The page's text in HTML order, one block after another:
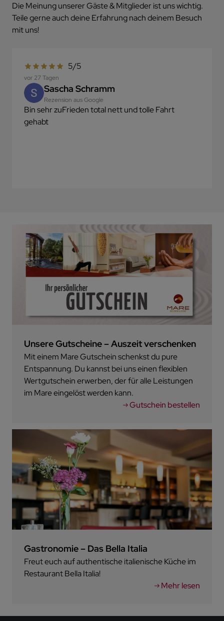
Die Meinung unserer Gäste & Mitglieder ist uns wichtig.
Teile gerne auch deine Erfahrung nach deinem Besuch
mit uns!
5/5
vor 27 Tagen
Sascha Schramm
Rezension aus Google
Bin sehr zuFrieden total nett und tolle Fahrt
gehabt
Unsere Gutscheine – Auszeit verschenken
Mit einem Mare Gutschein schenkst du pure
Entspannung. Du kannst bei uns einen flexiblen
Wertgutschein erwerben, der für alle Leistungen
im Mare eingelöst werden kann.
Gutschein bestellen
Gastronomie – Das Bella Italia
Freut euch auf authentische italienische Küche im
Restaurant Bella Italia!
Mehr lesen